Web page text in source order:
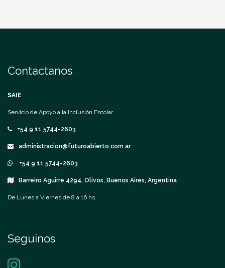
Contactanos
SAIE
Servicio de Apoyo a la Inclusión Escolar
+54 9 11 5744-2603
administracion@futuroabierto.com.ar
+54 9 11 5744-2603
Barreiro Aguirre 4294, Olivos, Buenos Aires, Argentina
De Lunes a Viernes de 8 a 16 hs.
Seguinos